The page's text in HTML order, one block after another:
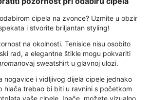
cipela na zvonce? Uzmite u obzir
i stvorite briljantan styling!
na okolnosti. Tenisice nisu osobito
rad, a elegantne štikle mogu pokvariti
ovaj sweatshirt u glavnoj ulozi.
nogavice i vidljivog dijela cipele jednako
hlača trebao bi biti u ravnini s početkom